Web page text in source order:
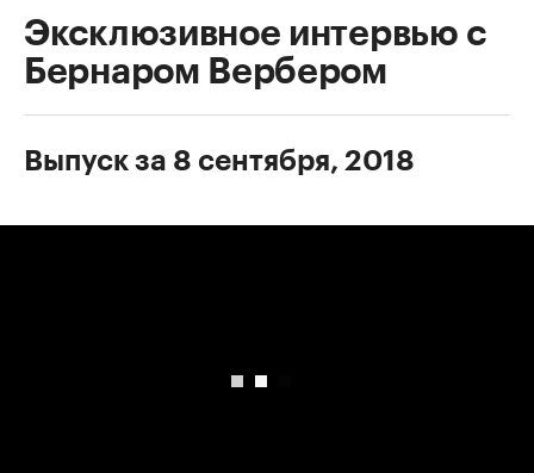
Эксклюзивное интервью с
Бернаром Вербером
Выпуск за 8 сентября, 2018